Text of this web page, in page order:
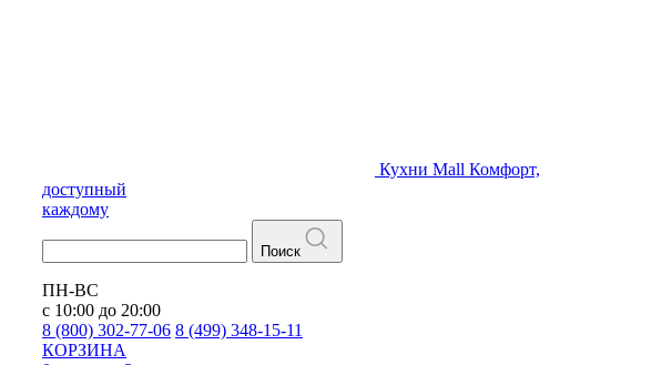
Кухни Mall Комфорт,
доступный
каждому
Поиск
ПН-ВС
с 10:00 до 20:00
8 (800) 302-77-06 8 (499) 348-15-11
КОРЗИНА